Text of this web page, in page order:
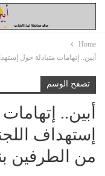
Home
أبين.. إتهامات متبادلة حول
تصفح الوسم
أبين..
إستهداف
من الطرفين